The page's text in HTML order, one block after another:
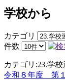
学校から
カテゴリ
件数
カテゴリ:23.学
令和８年度 第